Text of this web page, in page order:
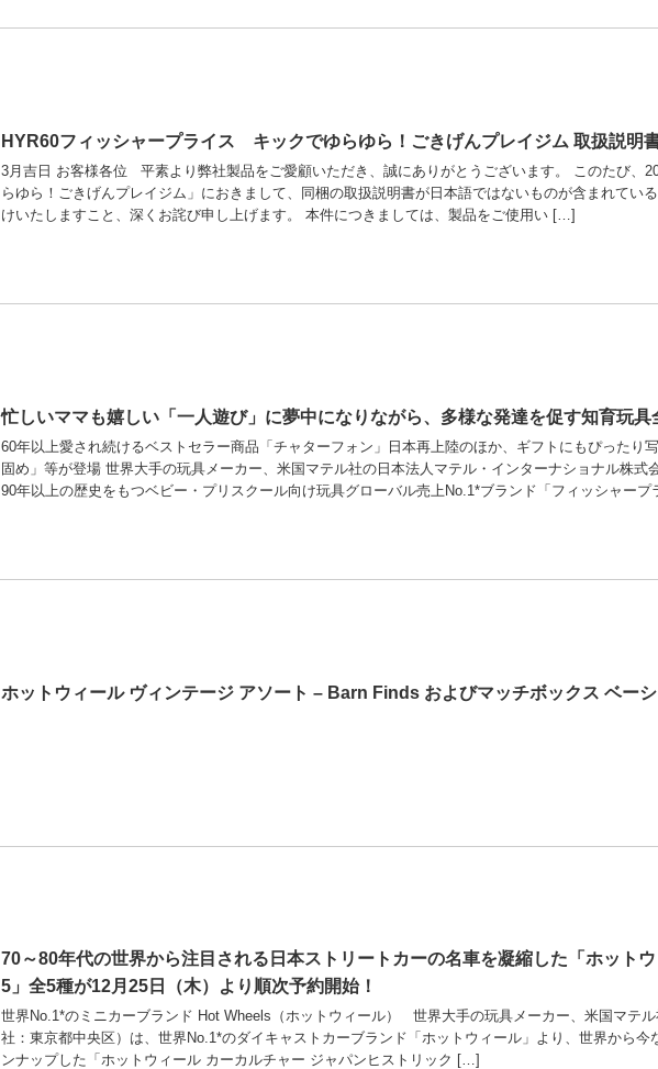
HYR60フィッシャープライス キックでゆらゆら！ごきげんプレイジム 取扱説明
3月吉日 お客様各位 平素より弊社製品をご愛顧いただき、誠にありがとうございます。 このたび、
らゆら！ごきげんプレイジム」におきまして、同梱の取扱説明書が日本語ではないものが含まれてい
けいたしますこと、深くお詫び申し上げます。 本件につきましては、製品をご使用い […]
忙しいママも嬉しい「一人遊び」に夢中になりながら、多様な発達を促す知育玩
60年以上愛され続けるベストセラー商品「チャターフォン」日本再上陸のほか、ギフトにもぴったり
固め」等が登場 世界大手の玩具メーカー、米国マテル社の日本法人マテル・インターナショナル株式
90年以上の歴史をもつベビー・プリスクール向け玩具グローバル売上No.1*ブランド「フィッシャー
ホットウィール ヴィンテージ アソート – Barn Finds およびマッチボックス ベー
70～80年代の世界から注目される日本ストリートカーの名車を凝縮した「ホット
5」全5種が12月25日（木）より順次予約開始！
世界No.1*のミニカーブランド Hot Wheels（ホットウィール） 世界大手の玩具メーカー、米国マテ
社：東京都中央区）は、世界No.1*のダイキャストカーブランド「ホットウィール」より、世界から
ンナップした「ホットウィール カーカルチャー ジャパンヒストリック […]